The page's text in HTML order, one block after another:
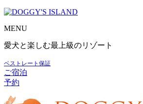
MENU
愛犬と楽しむ最上級のリゾート
ベストレート保証
ご宿泊
予約